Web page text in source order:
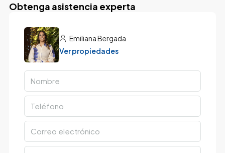
Obtenga asistencia experta
Emiliana Bergada
Ver propiedades